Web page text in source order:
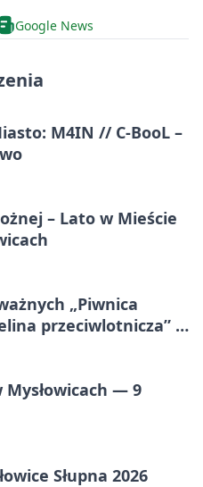
Google News
M4IN // C-BooL –
– Lato w Mieście
„Piwnica
przeciwlotnicza” –
— 9
Słupna 2026